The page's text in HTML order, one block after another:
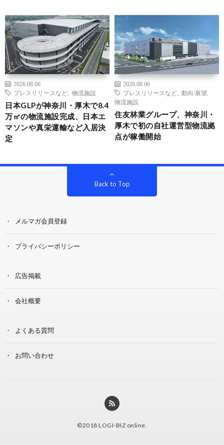
2026.08.06
プレスリリースなど
物流施設
日本GLPが神奈川・厚木で8.4
万㎡の物流施設完成、日本エ
マソンや真栄運輸など入居決
定
2026.08.06
プレスリリースなど
動向/展望
物流施設
住友林業グループ、神奈川・
厚木で初の自社運営型物流拠
点が稼働開始
Back to Top
メルマガ会員登録
プライバシーポリシー
広告掲載
会社概要
よくある質問
お問い合わせ
©2018 LOGI-BIZ online